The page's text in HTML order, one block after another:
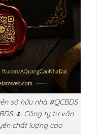
sở hữu nhà #QCBDS
🌷 Công ty tư vấn
chất lượng cao